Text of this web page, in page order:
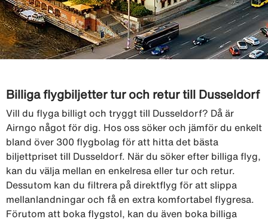
Billiga flygbiljetter tur och retur till Dusseldorf
Vill du flyga billigt och tryggt till Dusseldorf? Då är
Airngo något för dig. Hos oss söker och jämför du enkelt
bland över 300 flygbolag för att hitta det bästa
biljettpriset till Dusseldorf. När du söker efter billiga flyg,
kan du välja mellan en enkelresa eller tur och retur.
Dessutom kan du filtrera på direktflyg för att slippa
mellanlandningar och få en extra komfortabel flygresa.
Förutom att boka flygstol, kan du även boka billiga